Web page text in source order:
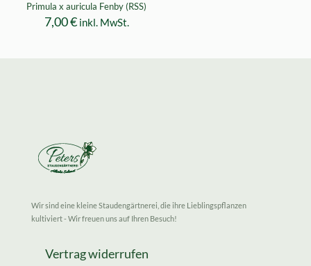
Primula x auricula Fenby (RSS)
7,00€ inkl. MwSt.
Wir sind eine kleine Staudengärtnerei, die ihre Lieblingspflanzen
kultiviert - Wir freuen uns auf Ihren Besuch!
Vertrag widerrufen